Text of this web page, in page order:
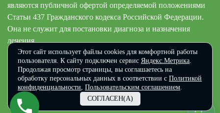
являются публичной офертой определяемой положениями
Статьи 437 Гражданского кодекса Российской Федерации.
Она не служит для постановки диагноза и назначения
лечения.
© 2019-2024 «Областной Реабилитационный Центр»
Политика конфиденциальности и правила обработки персональных
данных
Медицинские услуги оказывает ООО «Мир» г. Самара, ул.
Аэродромная 99а, Лицензия № ЛО-63-01-004656 от 04.06.2018.
Этот сайт использует файлы cookies для комфортной работы
пользователя. К сайту подключен сервис Яндекс.Метрика.
Продолжая просмотр страницы, вы соглашаетесь на
обработку персональных данных в соответствии с Политикой
конфиденциальности, Пользовательским соглашением.
СОГЛАСЕН(А)